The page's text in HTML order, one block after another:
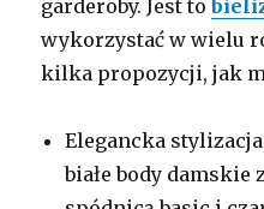
garderoby. Jest to
wykorzystać w wielu
kilka propozycji, jak
Elegancka
białe body damskie